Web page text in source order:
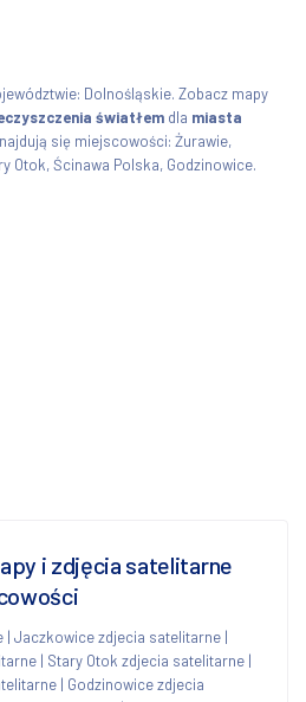
Dolnośląskie. Zobacz mapy
światłem dla miasta
się miejscowości: Żurawie,
Otok, Ścinawa Polska, Godzinowice.
i zdjęcia satelitarne
| Jaczkowice zdjecia satelitarne |
| Stary Otok zdjecia satelitarne |
| Godzinowice zdjecia